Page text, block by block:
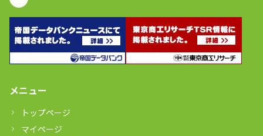
メニュー
トップページ
マイページ